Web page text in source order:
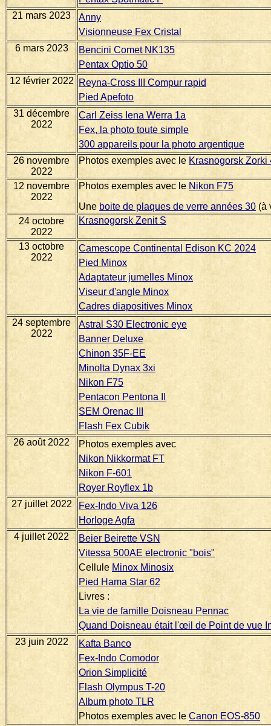
21 mars 2023
Anny
Visionneuse Fex Cristal
6 mars 2023
Bencini Comet NK135
Pentax Optio 50
12 février 2022
Reyna-Cross III Compur rapid
Pied Apefoto
31 décembre
2022
Carl Zeiss Iena Werra 1a
Fex, la photo toute simple
300 appareils pour la photo argentique
26 novembre
2022
Photos exemples avec le Krasnogorsk Zorki
12 novembre
2022
Photos exemples avec le Nikon F75
Une boite de plaques de verre années 30 (à
24 octobre
2022
Krasnogorsk Zenit S
13 octobre
2022
Camescope Continental Edison KC 2024
Pied Minox
Adaptateur jumelles Minox
Viseur d'angle Minox
Cadres diapositives Minox
24 septembre
2022
Astral S30 Electronic eye
Banner Deluxe
Chinon 35F-EE
Minolta Dynax 3xi
Nikon F75
Pentacon Pentona II
SEM Orenac III
Flash Fex Cubik
26 août 2022
Photos exemples avec
Nikon Nikkormat FT
Nikon F-601
Royer Royflex 1b
27 juillet 2022
Fex-Indo Viva 126
Horloge Agfa
4 juillet 2022
Beier Beirette VSN
Vitessa 500AE electronic "bois"
Cellule Minox Minosix
Pied Hama Star 62
Livres :
La vie de famille Doisneau Pennac
Quand Doisneau était l'œil de Point de vue
23 juin 2022
Kafta Banco
Fex-Indo Comodor
Orion Simplicité
Flash Olympus T-20
Album photo TLR
Photos exemples avec le Canon EOS-850